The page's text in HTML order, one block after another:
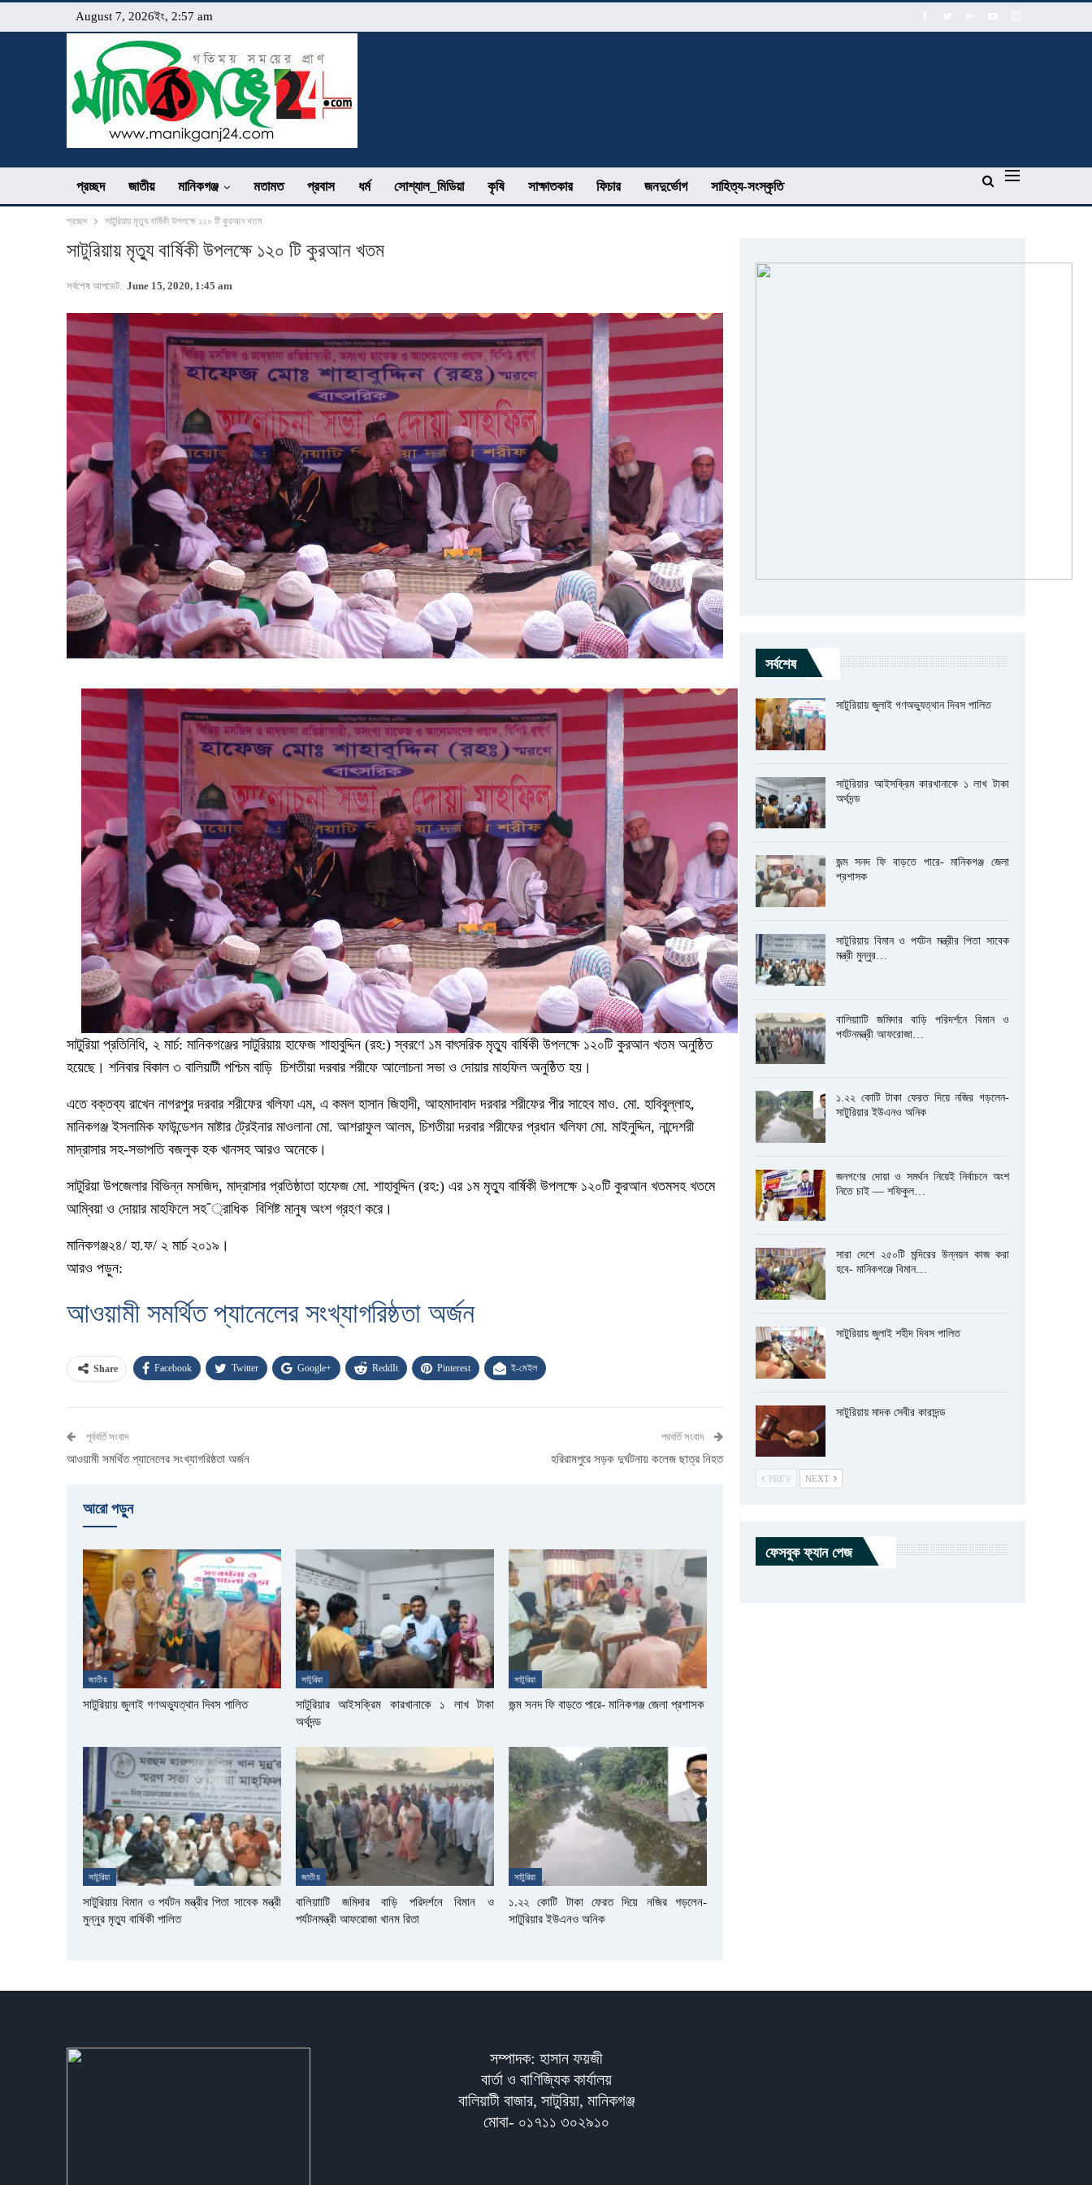
August 7, 2026ইং, 2:57 am
প্রচ্ছদ জাতীয় মানিকগঞ্জ মতামত প্রবাস ধর্ম সোশ্যাল_মিডিয়া কৃষি সাক্ষাতকার ফিচার জনদুর্ভোগ সাহিত্য-সংস্কৃতি
প্রচ্ছদ সাটুরিয়ায় মৃত্যু বার্ষিকী উপলক্ষে ১২০ টি কুরআন খতম
সাটুরিয়ায় মৃত্যু বার্ষিকী উপলক্ষে ১২০ টি কুরআন খতম
সর্বশেষ আপডেট: June 15, 2020, 1:45 am
সাটুরিয়া প্রতিনিধি, ২ মার্চ: মানিকগঞ্জের সাটুরিয়ায় হাফেজ শাহাবুদ্দিন (রহ:) স্বরণে ১ম বাৎসরিক মৃত্যু বার্ষিকী উপলক্ষে ১২০টি কুরআন খতম অনুষ্ঠিত
হয়েছে। শনিবার বিকাল ৩ বালিয়াটী পশ্চিম বাড়ি চিশতীয়া দরবার শরীফে আলোচনা সভা ও দোয়ার মাহফিল অনুষ্ঠিত হয়।
এতে বক্তব্য রাখেন নাগরপুর দরবার শরীফের খলিফা এম, এ কমল হাসান জিহাদী, আহমাদাবাদ দরবার শরীফের পীর সাহেব মাও. মো. হাবিবুল্লাহ,
মানিকগঞ্জ ইসলামিক ফাউন্ডেশন মাষ্টার ট্রেইনার মাওলানা মো. আশরাফুল আলম, চিশতীয়া দরবার শরীফের প্রধান খলিফা মো. মাইনুদ্দিন, নান্দেশরী
মাদ্রাসার সহ-সভাপতি বজলুক হক খানসহ আরও অনেকে।
সাটুরিয়া উপজেলার বিভিন্ন মসজিদ, মাদ্রাসার প্রতিষ্ঠাতা হাফেজ মো. শাহাবুদ্দিন (রহ:) এর ১ম মৃত্যু বার্ষিকী উপলক্ষে ১২০টি কুরআন খতমসহ খতমে
আম্বিয়া ও দোয়ার মাহফিলে সহ¯্রাধিক বিশিষ্ট মানুষ অংশ গ্রহণ করে।
মানিকগঞ্জ২৪/ হা.ফ/ ২ মার্চ ২০১৯।
আরও পড়ুন:
আওয়ামী সমর্থিত প্যানেলের সংখ্যাগরিষ্ঠতা অর্জন
Share Facebook Twitter Google+ ReddIt Pinterest ই-মেইল
পূর্ববর্তি সংবাদ
আওয়ামী সমর্থিত প্যানেলের সংখ্যাগরিষ্ঠতা অর্জন
পরবর্তি সংবাদ
হরিরামপুরে সড়ক দুর্ঘটনায় কলেজ ছাত্র নিহত
আরো পড়ুুন
জাতীয়
সাটুরিয়ায় জুলাই গণঅভ্যুত্থান দিবস পালিত
সাটুরিয়া
সাটুরিয়ার আইসক্রিম কারখানাকে ১ লাখ টাকা
অর্থদন্ড
সাটুরিয়া
জন্ম সনদ ফি বাড়তে পারে- মানিকগঞ্জ জেলা প্রশাসক
সাটুরিয়া
সাটুরিয়ায় বিমান ও পর্যটন মন্ত্রীর পিতা সাবেক মন্ত্রী
মুন্নুর মৃত্যু বার্ষিকী পালিত
জাতীয়
বালিয়াাটি জমিদার বাড়ি পরিদর্শনে বিমান ও
পর্যটনমন্ত্রী আফরোজা খানম রিতা
সাটুরিয়া
১.২২ কোটি টাকা ফেরত দিয়ে নজির গড়লেন-
সাটুরিয়ার ইউএনও অনিক
সর্বশেষ
সাটুরিয়ায় জুলাই গণঅভ্যুত্থান দিবস পালিত
সাটুরিয়ার আইসক্রিম কারখানাকে ১ লাখ টাকা
অর্থদন্ড
জন্ম সনদ ফি বাড়তে পারে- মানিকগঞ্জ জেলা
প্রশাসক
সাটুরিয়ায় বিমান ও পর্যটন মন্ত্রীর পিতা সাবেক
মন্ত্রী মুন্নুর…
বালিয়াাটি জমিদার বাড়ি পরিদর্শনে বিমান ও
পর্যটনমন্ত্রী আফরোজা…
১.২২ কোটি টাকা ফেরত দিয়ে নজির গড়লেন-
সাটুরিয়ার ইউএনও অনিক
জনগণের দোয়া ও সমর্থন নিয়েই নির্বাচনে অংশ
নিতে চাই — শফিকুল…
সারা দেশে ২৫০টি মন্দিরের উন্নয়ন কাজ করা
হবে- মানিকগঞ্জে বিমান…
সাটুরিয়ায় জুলাই শহীদ দিবস পালিত
সাটুরিয়ায় মাদক সেবীর কারাদন্ড
PREV NEXT
ফেসবুক ফ্যান পেজ
সম্পাদক: হাসান ফয়জী
বার্তা ও বাণিজ্যিক কার্যালয়
বালিয়াটী বাজার, সাটুরিয়া, মানিকগঞ্জ
মোবা- ০১৭১১ ৩০২৯১০